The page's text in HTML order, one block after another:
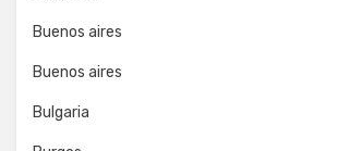
Buenos aires
Buenos aires
Bulgaria